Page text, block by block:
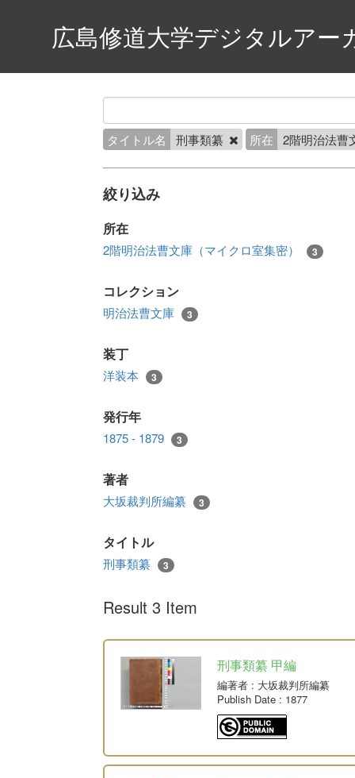
広島修道大学デジタルアー
タイトル名 刑事類纂 所在 2階明治法曹
絞り込み
所在
2階明治法曹文庫（マイクロ室集密） 3
コレクション
明治法曹文庫 3
装丁
洋装本 3
発行年
1875 - 1879 3
著者
大坂裁判所編纂 3
タイトル
刑事類纂 3
Result 3 Item
刑事類纂 甲編
編著者 : 大坂裁判所編纂
Publish Date : 1877